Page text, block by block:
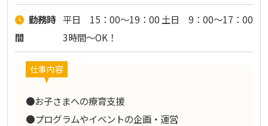
勤務時
間
平日 15：00～19：00 土日 9：00～17：00
3時間～OK！
仕事内容
●お子さまへの療育支援
●プログラムやイベントの企画・運営